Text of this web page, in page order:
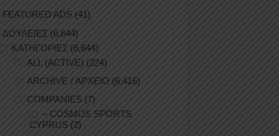
FEATURED ADS (41)
ΔΟΥΛΕΙΕΣ (6,644)
ΚΑΤΗΓΟΡΙΕΣ (6,644)
ALL (ACTIVE) (224)
ARCHIVE / ΑΡΧΕΙΟ (6,416)
COMPANIES (7)
– COSMOS SPORTS
CYPRUS (2)